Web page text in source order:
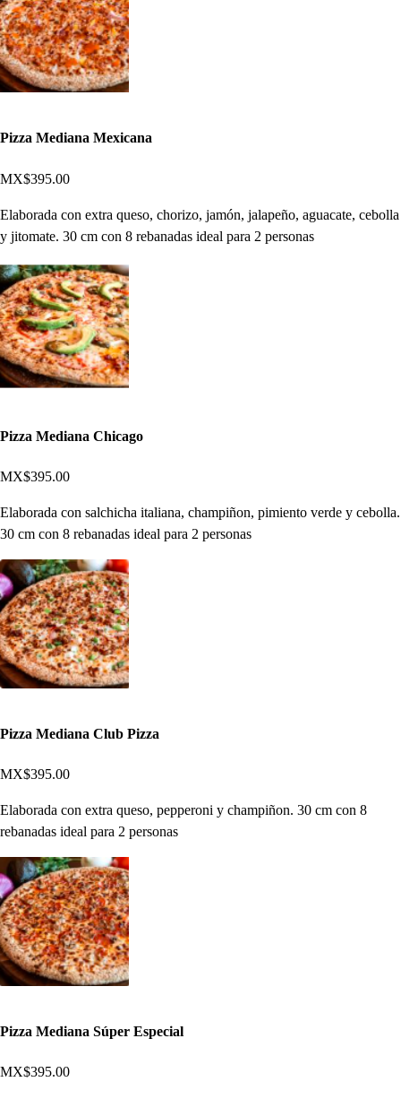
Pizza Mediana Mexicana
MX$395.00
Elaborada con extra queso, chorizo, jamón, jalapeño, aguacate, cebolla
y jitomate. 30 cm con 8 rebanadas ideal para 2 personas
Pizza Mediana Chicago
MX$395.00
Elaborada con salchicha italiana, champiñon, pimiento verde y cebolla.
30 cm con 8 rebanadas ideal para 2 personas
Pizza Mediana Club Pizza
MX$395.00
Elaborada con extra queso, pepperoni y champiñon. 30 cm con 8
rebanadas ideal para 2 personas
Pizza Mediana Súper Especial
MX$395.00